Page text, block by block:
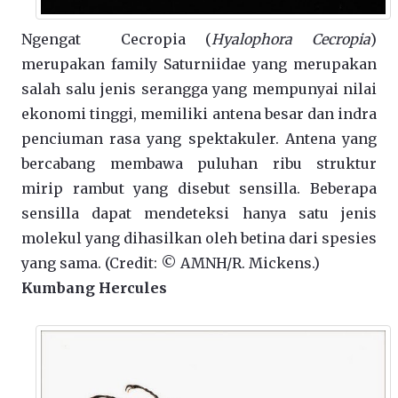
Ngengat Cecropia (Hyalophora Cecropia)
merupakan family Saturniidae yang merupakan
salah salu jenis serangga yang mempunyai nilai
ekonomi tinggi, memiliki antena besar dan indra
penciuman rasa yang spektakuler. Antena yang
bercabang membawa puluhan ribu struktur
mirip rambut yang disebut sensilla. Beberapa
sensilla dapat mendeteksi hanya satu jenis
molekul yang dihasilkan oleh betina dari spesies
yang sama. (Credit: © AMNH/R. Mickens.)
Kumbang Hercules